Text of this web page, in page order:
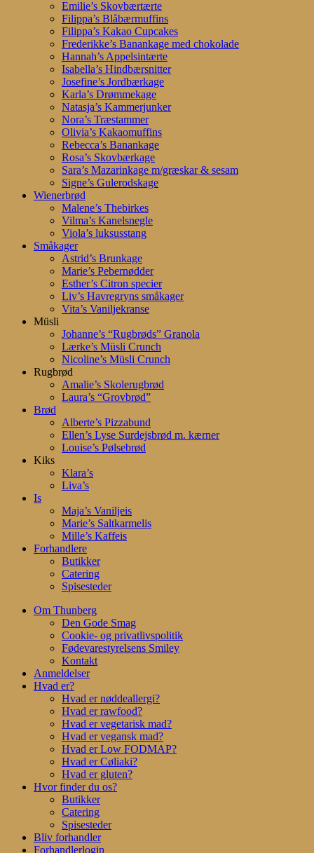
Emilie’s Skovbærtærte
Filippa’s Blåbærmuffins
Filippa’s Kakao Cupcakes
Frederikke’s Banankage med chokolade
Hannah’s Appelsintærte
Isabella’s Hindbærsnitter
Josefine’s Jordbærkage
Karla’s Drømmekage
Natasja’s Kammerjunker
Nora’s Træstammer
Olivia’s Kakaomuffins
Rebecca’s Banankage
Rosa’s Skovbærkage
Sara’s Mazarinkage m/græskar & sesam
Signe’s Gulerodskage
Wienerbrød
Malene’s Thebirkes
Vilma’s Kanelsnegle
Viola’s luksusstang
Småkager
Astrid’s Brunkage
Marie’s Pebernødder
Esther’s Citron specier
Liv’s Havregryns småkager
Vita’s Vaniljekranse
Müsli
Johanne’s “Rugbrøds” Granola
Lærke’s Müsli Crunch
Nicoline’s Müsli Crunch
Rugbrød
Amalie’s Skolerugbrød
Laura’s “Grovbrød”
Brød
Alberte’s Pizzabund
Ellen’s Lyse Surdejsbrød m. kærner
Louise’s Pølsebrød
Kiks
Klara’s
Liva’s
Is
Maja’s Vaniljeis
Marie’s Saltkarmelis
Mille’s Kaffeis
Forhandlere
Butikker
Catering
Spisesteder
Om Thunberg
Den Gode Smag
Cookie- og privatlivspolitik
Fødevarestyrelsens Smiley
Kontakt
Anmeldelser
Hvad er?
Hvad er nøddeallergi?
Hvad er rawfood?
Hvad er vegetarisk mad?
Hvad er vegansk mad?
Hvad er Low FODMAP?
Hvad er Cøliaki?
Hvad er gluten?
Hvor finder du os?
Butikker
Catering
Spisesteder
Bliv forhandler
Forhandlerlogin